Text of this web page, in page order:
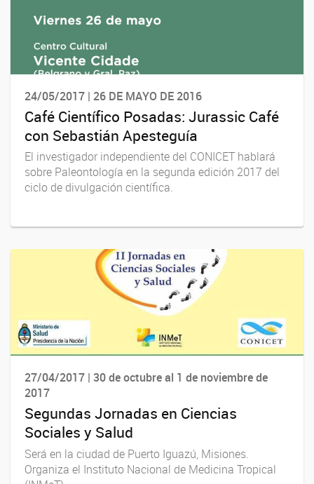
24/05/2017 | 26 DE MAYO DE 2016
Café Científico Posadas: Jurassic Café
con Sebastián Apesteguía
El investigador independiente del CONICET hablará
sobre Paleontología en la segunda edición 2017 del
ciclo de divulgación científica.
27/04/2017 | 30 de octubre al 1 de noviembre de
2017
Segundas Jornadas en Ciencias
Sociales y Salud
Será en la ciudad de Puerto Iguazú, Misiones.
Organiza el Instituto Nacional de Medicina Tropical